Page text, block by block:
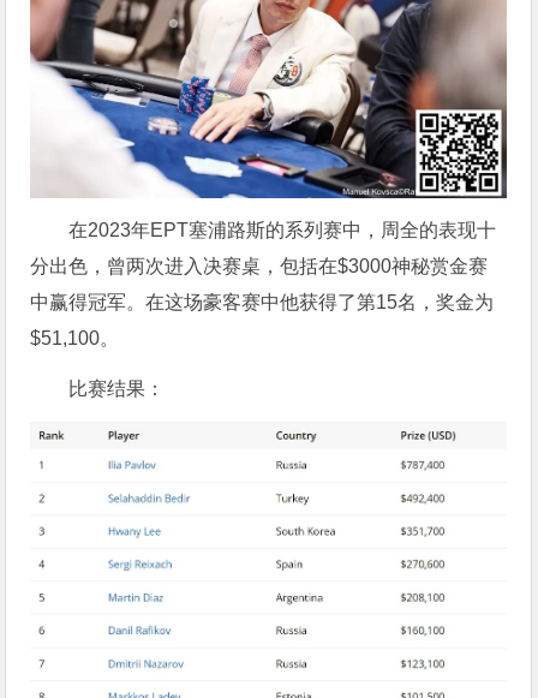
在2023年EPT塞浦路斯的系列赛中，周全的表现十
分出色，曾两次进入决赛桌，包括在$3000神秘赏金赛
中赢得冠军。在这场豪客赛中他获得了第15名，奖金为
$51,100。
比赛结果：